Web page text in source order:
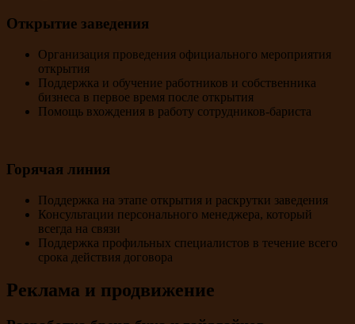
Открытие заведения
Организация проведения официального мероприятия
открытия
Поддержка и обучение работников и собственника
бизнеса в первое время после открытия
Помощь вхождения в работу сотрудников-бариста
Горячая линия
Поддержка на этапе открытия и раскрутки заведения
Консультации персонального менеджера, который
всегда на связи
Поддержка профильных специалистов в течение всего
срока действия договора
Реклама и продвижение